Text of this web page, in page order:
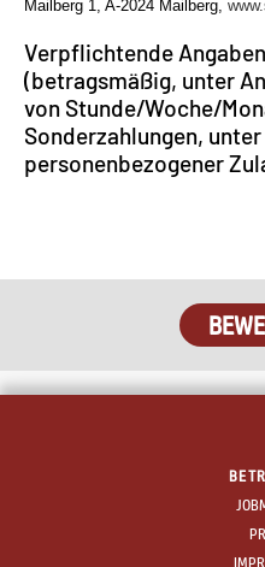
Mailberg 1, A-2024 Mailberg,
Verpflichtende
(betragsmäßig, unter
von Stunde/Woche/
Sonderzahlungen,
personenbezogener